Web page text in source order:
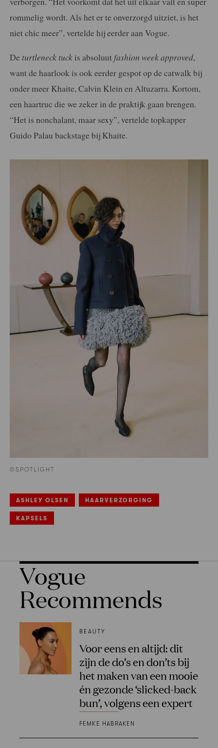
rommelig wordt. Als het er te onverzorgd uitziet, is het
niet chic meer”, vertelde hij eerder aan Vogue.
De turtleneck tuck is absoluut fashion week approved,
want de haarlook is ook eerder gespot op de catwalk bij
onder meer Khaite, Calvin Klein en Altuzarra. Kortom,
een haartruc die we zeker in de praktijk gaan brengen.
“Het is nonchalant, maar sexy”, vertelde topkapper
Guido Palau backstage bij Khaite.
©SPOTLIGHT
ASHLEY OLSEN HAARVERZORGING
KAPSELS
Vogue
Recommends
BEAUTY
Voor eens en altijd: dit
zijn de do’s en don’ts bij
het maken van een mooie
én gezonde ‘slicked-back
bun’, volgens een expert
FEMKE HABRAKEN